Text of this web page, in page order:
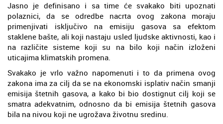
Jasno je definisano i sa time će svakako biti upoznati
polaznici, da se odredbe nacrta ovog zakona moraju
primenjivati isključivo na emisiju gasova sa efektom
staklene bašte, ali koji nastaju usled ljudske aktivnosti, kao i
na različite sisteme koji su na bilo koji način izloženi
uticajima klimatskih promena.
Svakako je vrlo važno napomenuti i to da primena ovog
zakona ima za cilj da se na ekonomski isplativ način smanji
emisija štetnih gasova, a kako bi bio dostignut cilj koji se
smatra adekvatnim, odnosno da bi emisija štetnih gasova
bila na nivou koji ne ugrožava životnu sredinu.